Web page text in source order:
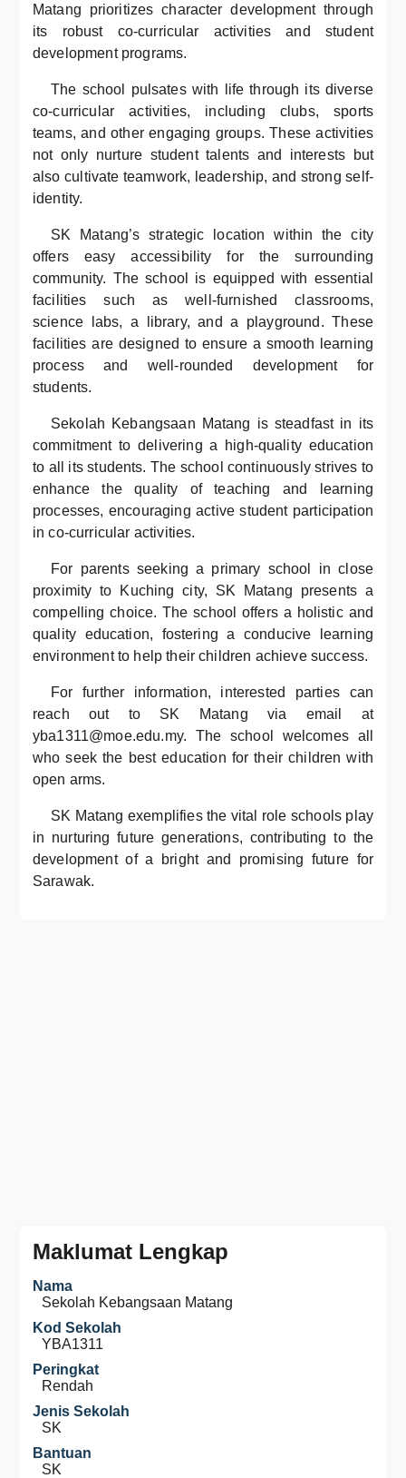
Matang prioritizes character development through
its robust co-curricular activities and student
development programs.
The school pulsates with life through its diverse
co-curricular activities, including clubs, sports
teams, and other engaging groups. These activities
not only nurture student talents and interests but
also cultivate teamwork, leadership, and strong self-
identity.
SK Matang’s strategic location within the city
offers easy accessibility for the surrounding
community. The school is equipped with essential
facilities such as well-furnished classrooms,
science labs, a library, and a playground. These
facilities are designed to ensure a smooth learning
process and well-rounded development for
students.
Sekolah Kebangsaan Matang is steadfast in its
commitment to delivering a high-quality education
to all its students. The school continuously strives to
enhance the quality of teaching and learning
processes, encouraging active student participation
in co-curricular activities.
For parents seeking a primary school in close
proximity to Kuching city, SK Matang presents a
compelling choice. The school offers a holistic and
quality education, fostering a conducive learning
environment to help their children achieve success.
For further information, interested parties can
reach out to SK Matang via email at
yba1311@moe.edu.my. The school welcomes all
who seek the best education for their children with
open arms.
SK Matang exemplifies the vital role schools play
in nurturing future generations, contributing to the
development of a bright and promising future for
Sarawak.
Maklumat Lengkap
Nama
Sekolah Kebangsaan Matang
Kod Sekolah
YBA1311
Peringkat
Rendah
Jenis Sekolah
SK
Bantuan
SK